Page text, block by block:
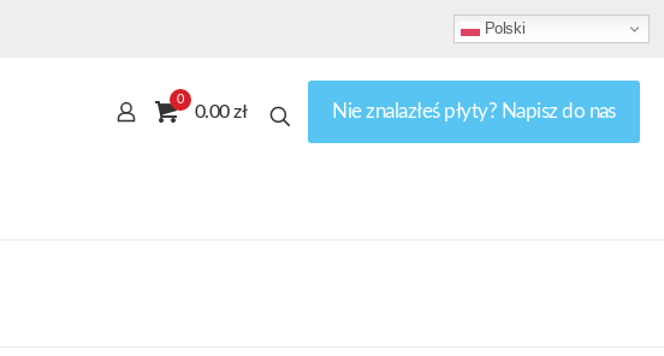
Polski
0
0.00 zł Nie znalazłeś płyty? Napisz do nas